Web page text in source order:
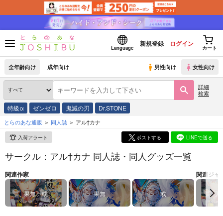
Language
新規登録 ログイン
カート
全年齢向け 成年向け 男性向け 女性向け
詳細
検索
特級α ゼンゼロ 鬼滅の刃 Dr.STONE
とらのあな通販 同人誌 アル†カナ
入荷アラート ポストする LINEで送る
サークル：アル†カナ 同人誌・同人グッズ一覧
関連作家
果無、或 果無 或
関連ジャ